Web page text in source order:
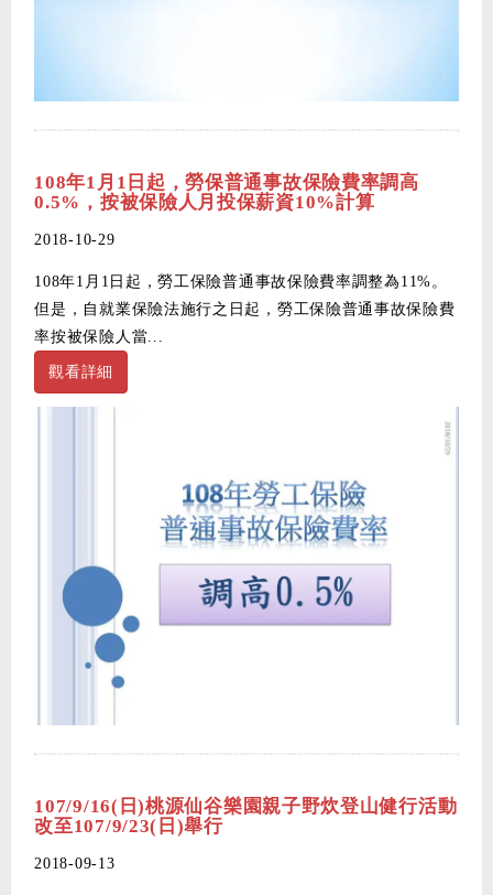
108年1月1日起，勞保普通事故保險費率調高
0.5%，按被保險人月投保薪資10%計算
2018-10-29
108年1月1日起，勞工保險普通事故保險費率調整為11%。
但是，自就業保險法施行之日起，勞工保險普通事故保險費
率按被保險人當...
觀看詳細
107/9/16(日)桃源仙谷樂園親子野炊登山健行活動
改至107/9/23(日)舉行
2018-09-13